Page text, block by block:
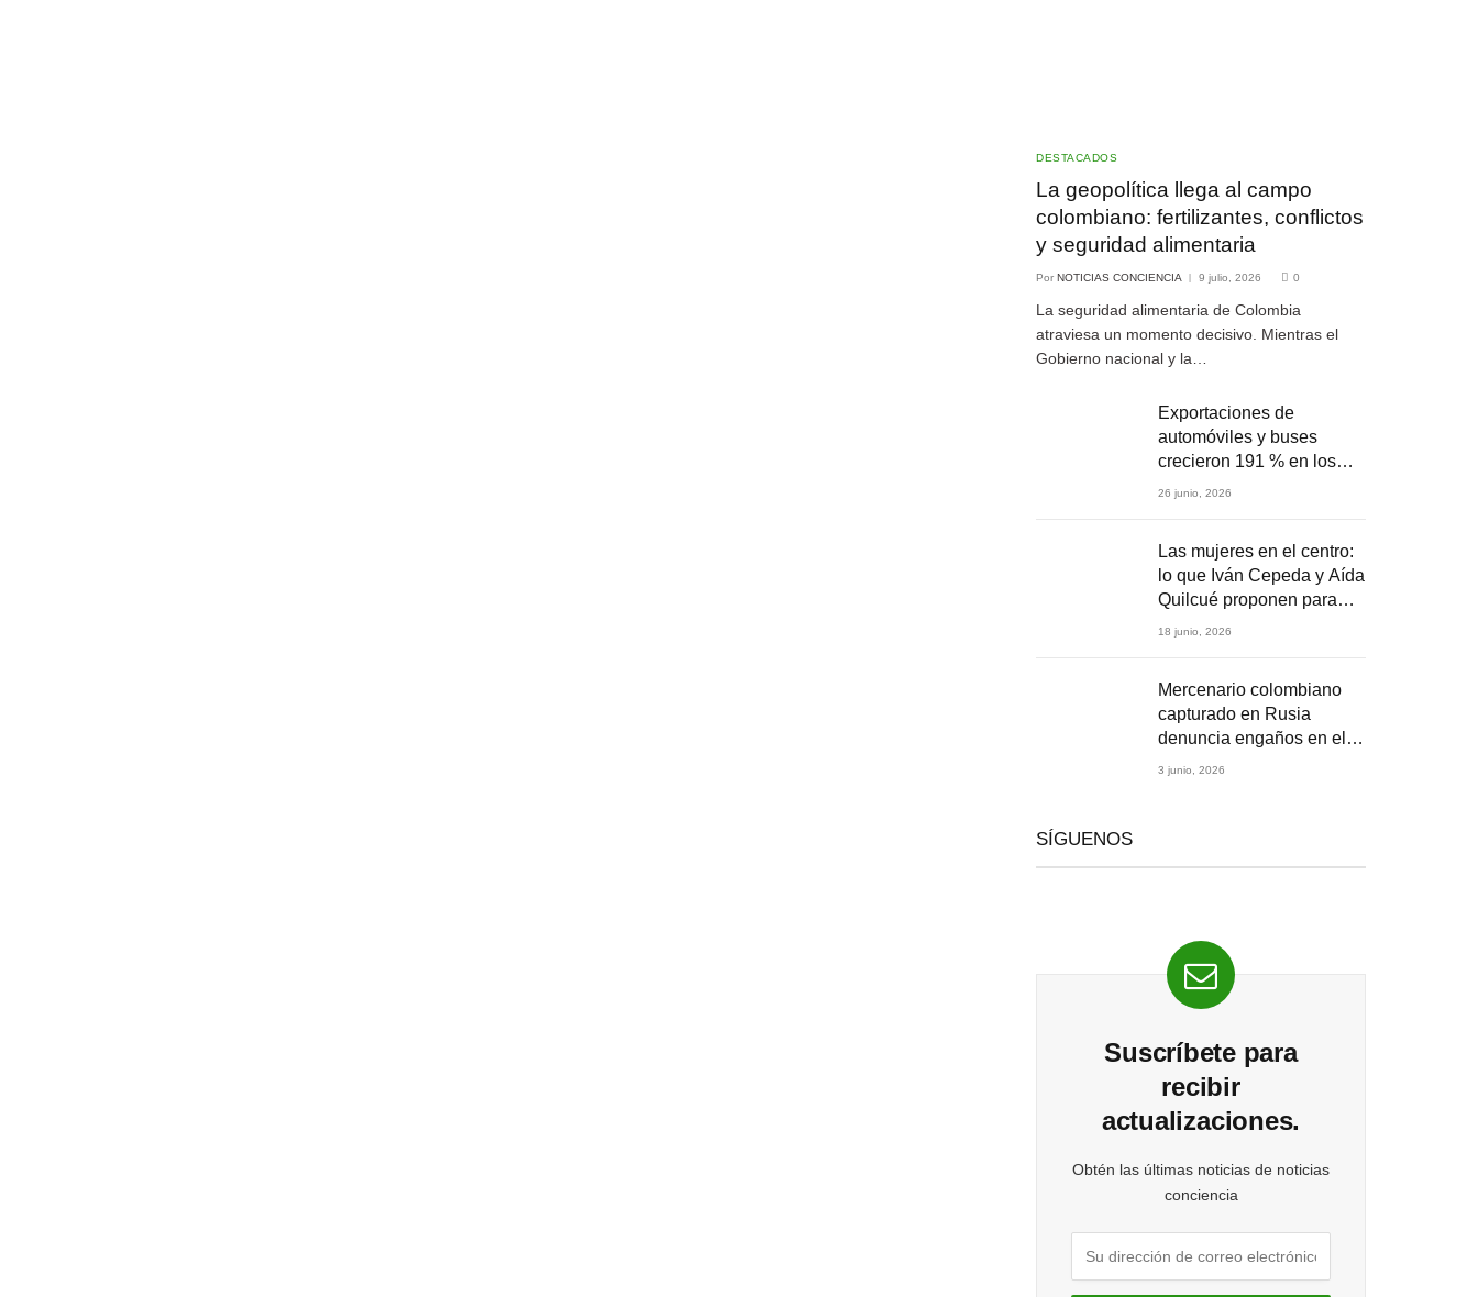
DESTACADOS
La geopolítica llega al campo
colombiano: fertilizantes, conflictos
y seguridad alimentaria
Por NOTICIAS CONCIENCIA 9 julio, 2026 0
La seguridad alimentaria de Colombia
atraviesa un momento decisivo. Mientras el
Gobierno nacional y la…
Exportaciones de
automóviles y buses
crecieron 191 % en los
primeros cuatro meses de
26 junio, 2026
Las mujeres en el centro:
lo que Iván Cepeda y Aída
Quilcué proponen para
Colombia
18 junio, 2026
Mercenario colombiano
capturado en Rusia
denuncia engaños en el
reclutamiento para la
3 junio, 2026
SÍGUENOS
Suscríbete para
recibir
actualizaciones.
Obtén las últimas noticias de noticias
conciencia